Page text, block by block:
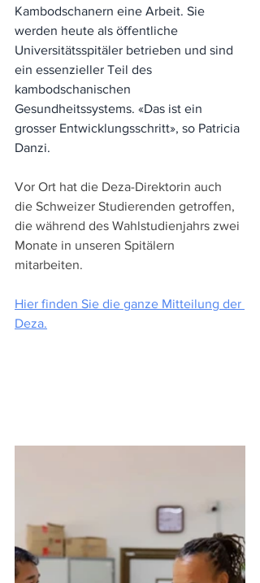
Kambodschanern eine Arbeit. Sie
werden heute als öffentliche
Universitätsspitäler betrieben und sind
ein essenzieller Teil des
kambodschanischen
Gesundheitssystems. «Das ist ein
grosser Entwicklungsschritt», so Patricia
Danzi.
Vor Ort hat die Deza-Direktorin auch
die Schweizer Studierenden getroffen,
die während des Wahlstudienjahrs zwei
Monate in unseren Spitälern
mitarbeiten.
Hier finden Sie die ganze Mitteilung der
Deza.